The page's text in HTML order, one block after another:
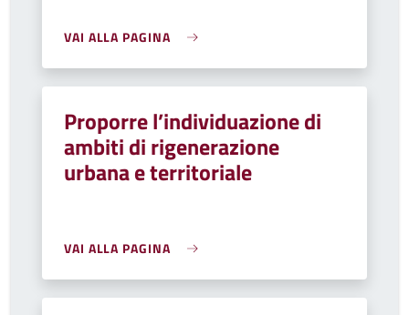
VAI ALLA PAGINA
Proporre l’individuazione di
ambiti di rigenerazione
urbana e territoriale
VAI ALLA PAGINA